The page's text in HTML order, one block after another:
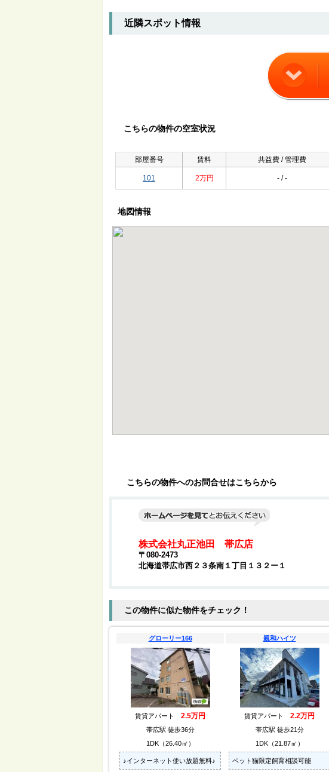
近隣スポット情報
こちらの物件の空室状況
部屋番号 賃料 共益費 / 管理費
101 2万円 - / -
地図情報
こちらの物件へのお問合せはこちらから
株式会社丸正池田 帯広店
〒080-2473
北海道帯広市西２３条南１丁目１３２ー１
この物件に似た物件をチェック！
グローリー166
賃貸アパート 2.5万円
帯広駅 徒歩36分
1DK（26.40㎡）
♪インターネット使い放題無料♪
親和ハイツ
賃貸アパート 2.2万円
帯広駅 徒歩21分
1DK（21.87㎡）
ペット猫限定飼育相談可能